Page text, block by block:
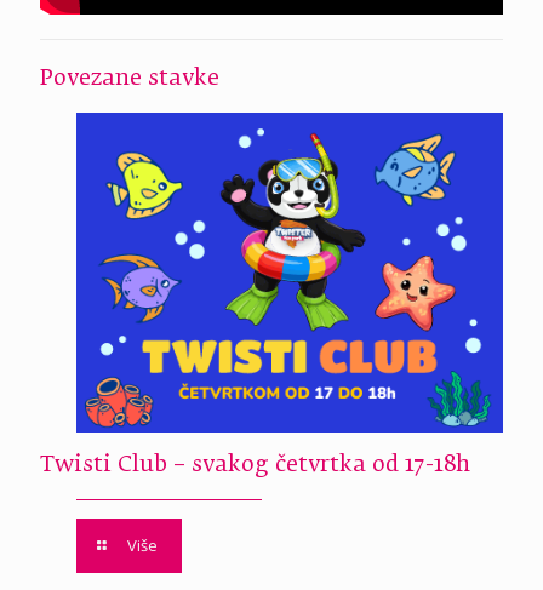
Povezane stavke
Twisti Club – svakog četvrtka od 17-18h
Više